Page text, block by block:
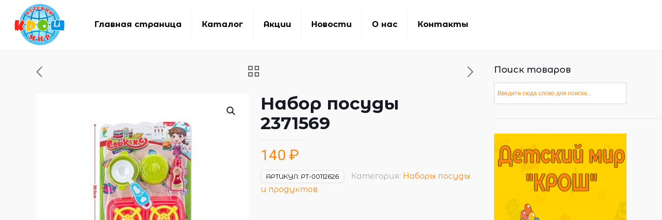
Главная страница Каталог Акции Новости О нас Контакты
Набор посуды
2371569
140 ₽
АРТИКУЛ: РТ-00112626 Категория: Наборы посуды
и продуктов
Поиск товаров